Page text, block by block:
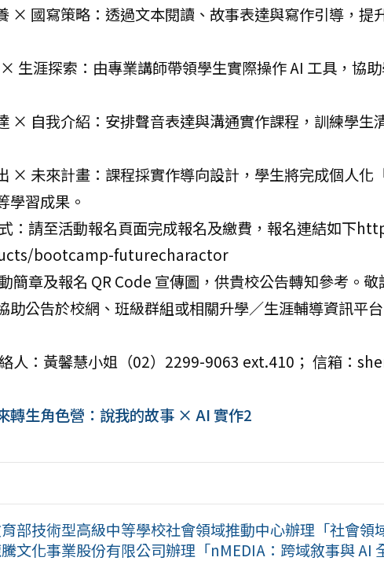
× 國寫策略：透過文本閱讀、故事表達與寫作引導，提
生涯探索：由專業講師帶領學生實際操作 AI 工具，協
× 自我介紹：安排聲音表達與溝通實作課程，訓練學生
× 未來計畫：課程採實作導向設計，學生將完成個人化
學習成果。
：請至活動報名頁面完成報名及繳費，報名連結如下
bootcamp-futurecharactor
簡章及報名 QR Code 宣傳圖，供貴校公告轉知參考。
助公告於校網、班級群組或相關升學／生涯輔導資訊平
人：黃馨慧小姐（02）2299-9063 ext.410； 信箱：
轉生角色營：說我的故事 × AI 實作2
部技術型高級中等學校社會領域推動中心辦理「社會領
文化事業股份有限公司辦理「nMEDIA：跨域敘事與 AI